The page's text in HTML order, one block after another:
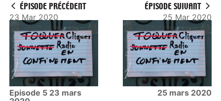
ÉPISODE PRÉCÉDENT
23 Mar 2020
Episode 5 23 mars
ÉPISODE SUIVANT
25 Mar 2020
25 mars 2020